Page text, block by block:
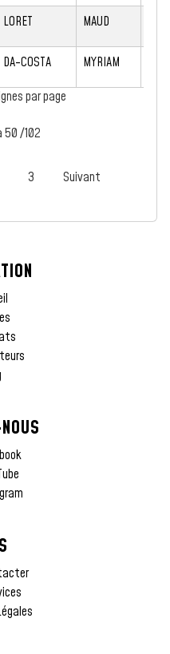
LORET MAUD
DA-COSTA MYRIAM
par page
50 /102
3 Suivant